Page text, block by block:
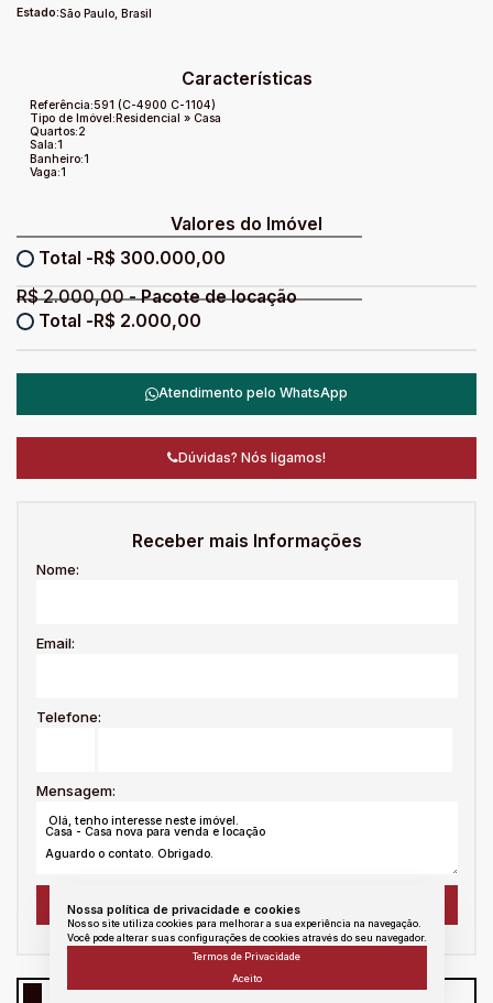
Nossa política de privacidade e cookies
Nosso site utiliza cookies para melhorar a sua experiência na navegação.
Você pode alterar suas configurações de cookies através do seu navegador.
Termos de Privacidade
Aceito
Estado:São Paulo, Brasil
Características
Referência:591(C-4900 C-1104)
Tipo de Imóvel:Residencial» Casa
Quartos:2
Sala:1
Banheiro:1
Vaga:1
Valores do Imóvel
R$ 300.000,00
R$ 2.000,00
R$ 2.000,00
Atendimento pelo WhatsApp
Dúvidas? Nós ligamos!
Receber mais Informações
Nome:
Email:
Telefone:
Mensagem:
WhatsApp Facebook Twitter Linkedin